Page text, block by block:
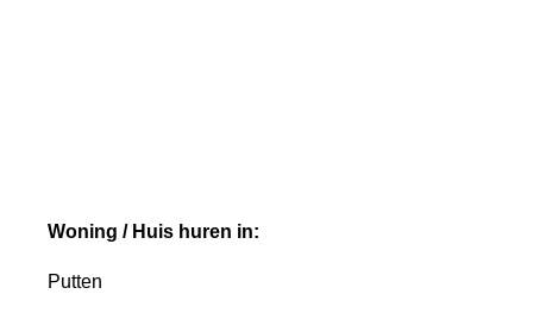
Woning / Huis huren in:
Putten